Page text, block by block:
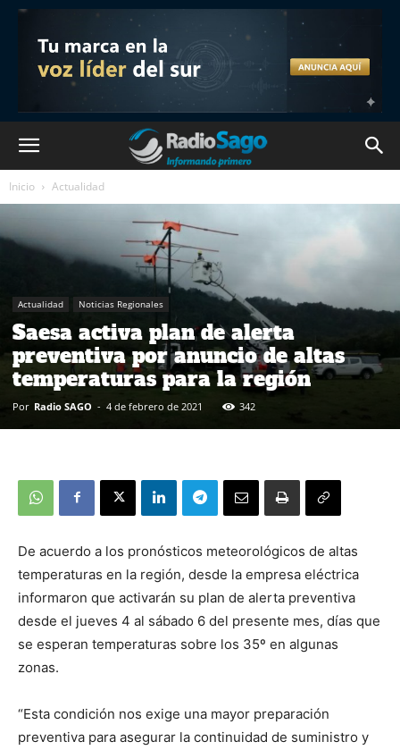
Inicio Actualidad
Actualidad Noticias Regionales
Saesa activa plan de alerta
preventiva por anuncio de altas
temperaturas para la región
Por Radio SAGO - 4 de febrero de 2021 342
De acuerdo a los pronósticos meteorológicos de altas
temperaturas en la región, desde la empresa eléctrica
informaron que activarán su plan de alerta preventiva
desde el jueves 4 al sábado 6 del presente mes, días que
se esperan temperaturas sobre los 35º en algunas
zonas.
“Esta condición nos exige una mayor preparación
preventiva para asegurar la continuidad de suministro y